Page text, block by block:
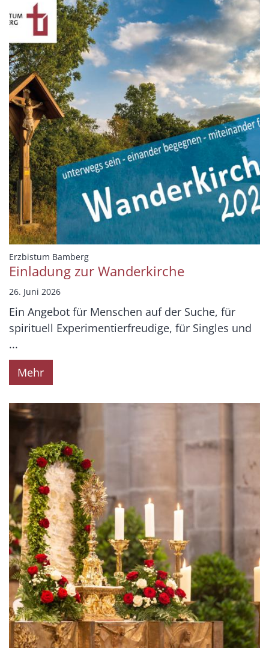
Erzbistum Bamberg:
Einladung zur Wanderkirche
26. Juni 2026
Ein Angebot für Menschen auf der Suche, für
spirituell Experimentierfreudige, für Singles und
...
Mehr